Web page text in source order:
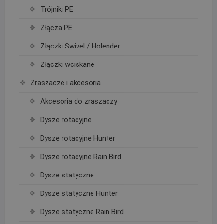
Trójniki PE
Złącza PE
Złączki Swivel / Holender
Złączki wciskane
Zraszacze i akcesoria
Akcesoria do zraszaczy
Dysze rotacyjne
Dysze rotacyjne Hunter
Dysze rotacyjne Rain Bird
Dysze statyczne
Dysze statyczne Hunter
Dysze statyczne Rain Bird